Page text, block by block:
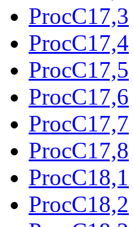
ProcC17,3
ProcC17,4
ProcC17,5
ProcC17,6
ProcC17,7
ProcC17,8
ProcC18,1
ProcC18,2